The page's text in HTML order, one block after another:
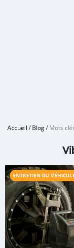
Accueil /Blog/Mots
ENTRETIEN DU